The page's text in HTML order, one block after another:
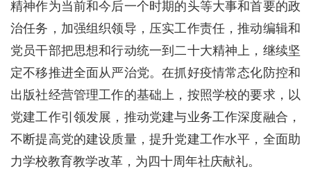
精神作为当前和今后一个时期的头等大事和首要的政
治任务，加强组织领导，压实工作责任，推动编辑和
党员干部把思想和行动统一到二十大精神上，继续坚
定不移推进全面从严治党。在抓好疫情常态化防控和
出版社经营管理工作的基础上，按照学校的要求，以
党建工作引领发展，推动党建与业务工作深度融合，
不断提高党的建设质量，提升党建工作水平，全面助
力学校教育教学改革，为四十周年社庆献礼。